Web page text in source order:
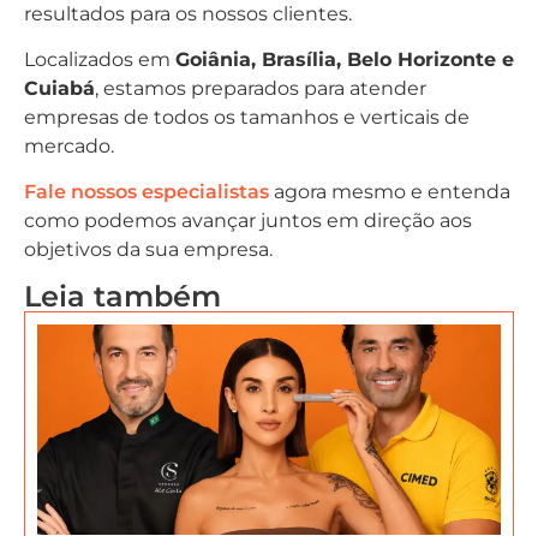
resultados para os nossos clientes.
Localizados em Goiânia, Brasília, Belo Horizonte e
Cuiabá, estamos preparados para atender
empresas de todos os tamanhos e verticais de
mercado.
Fale nossos especialistas agora mesmo e entenda
como podemos avançar juntos em direção aos
objetivos da sua empresa.
Leia também